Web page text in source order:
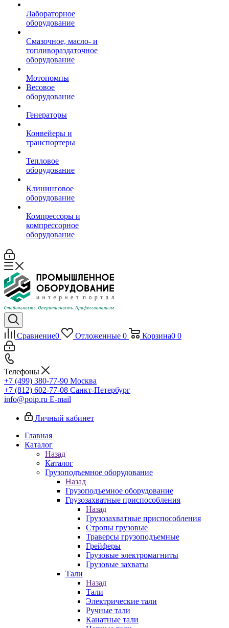
Лабораторное
оборудование
Смазочное, масло- и
топливораздаточное
оборудование
Мотопомпы
Весовое
оборудование
Генераторы
Конвейеры и
транспортеры
Тепловое
оборудование
Клининговое
оборудование
Компрессоры и
компрессорное
оборудование
Сравнение0 Отложенные 0 Корзина0 0
Телефоны
+7 (499) 380-77-90 Москва
+7 (812) 602-77-08 Санкт-Петербург
info@poip.ru E-mail
Личный кабинет
Главная
Каталог
Назад
Каталог
Грузоподъемное оборудование
Назад
Грузоподъемное оборудование
Грузозахватные приспособления
Назад
Грузозахватные приспособления
Стропы грузовые
Траверсы грузоподъемные
Грейферы
Грузовые электромагниты
Грузовые захваты
Тали
Назад
Тали
Электрические тали
Ручные тали
Канатные тали